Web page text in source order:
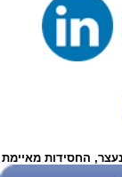
החסידות מאיימת